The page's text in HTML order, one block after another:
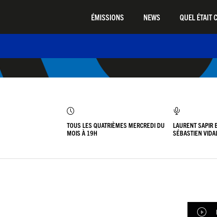
ÉMISSIONS NEWS QUEL ÉTAIT
TOUS LES QUATRIÈMES MERCREDI DU
MOIS À 19H
LAURENT SAPIR
SÉBASTIEN